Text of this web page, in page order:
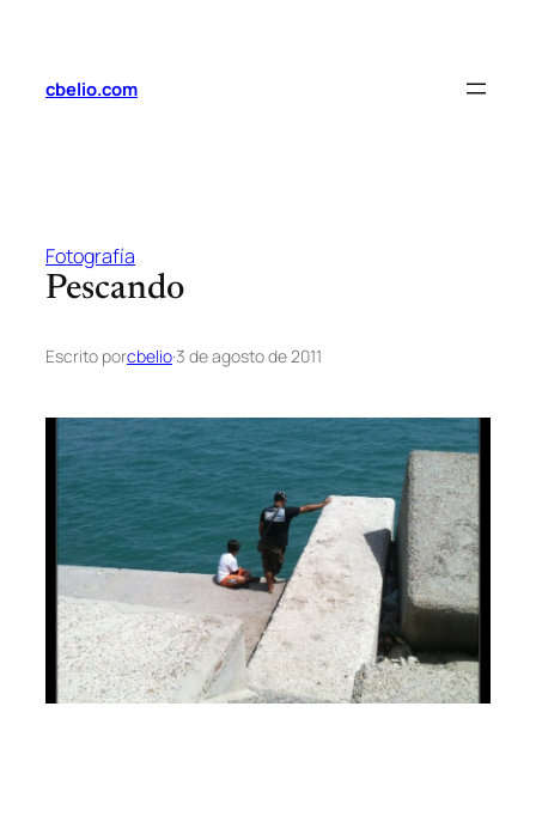
contenido
cbelio.com
Fotografía
Pescando
Escrito porcbelio·3 de agosto de 2011